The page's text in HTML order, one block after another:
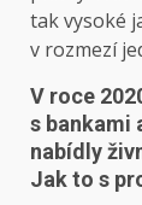
tak vysoké
v rozmezí
V roce
s bankami
nabídly
Jak to s